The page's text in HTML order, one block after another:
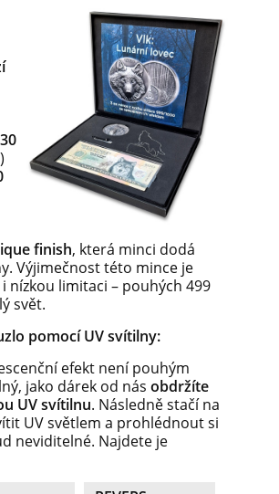
finish, která minci dodá
Výjimečnost této mince je
nízkou limitaci – pouhých 499
svět.
pomocí UV svítilny:
efekt není pouhým
jako dárek od nás obdržíte
UV svítilnu. Následně stačí na
UV světlem a prohlédnout si
neviditelné. Najdete je